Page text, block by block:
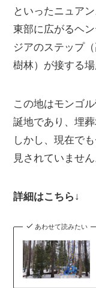
といったニュア
東部に広がるヘ
ジアのステップ
樹林）が接する場
この地はモンゴ
誕地であり、埋
しかし、現在で
見されていません
詳細はこちら↓
あわせて読みたい